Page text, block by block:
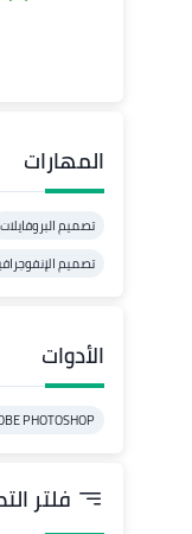
المهارات
تصميم البروفايلات
تصميم
الأدوات
PHOTOSHOP
فلتر